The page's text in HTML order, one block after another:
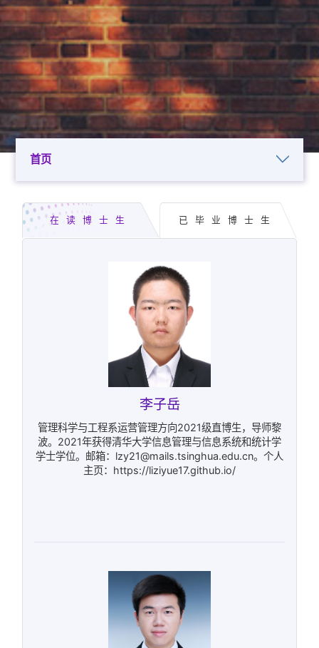
首页
在读博士生 已毕业博士生
李子岳
管理科学与工程系运营管理方向2021级直博生，导师黎
波。2021年获得清华大学信息管理与信息系统和统计学
学士学位。邮箱：lzy21@mails.tsinghua.edu.cn。个人
主页：https://liziyue17.github.io/